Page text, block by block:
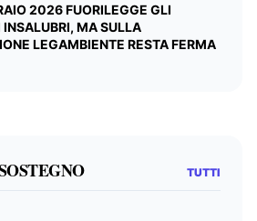
2026 FUORILEGGE GLI
MA SULLA
LEGAMBIENTE RESTA FERMA
TUTTI